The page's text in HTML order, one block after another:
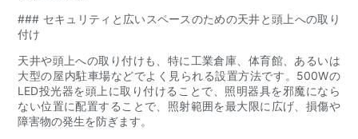
### セキュリティと広いスペースのための天井と頭上への取り
付け
天井や頭上への取り付けも、特に工業倉庫、体育館、あるいは
大型の屋内駐車場などでよく見られる設置方法です。500Wの
LED投光器を頭上に取り付けることで、照明器具を邪魔になら
ない位置に配置することで、照射範囲を最大限に広げ、損傷や
障害物の発生を防ぎます。